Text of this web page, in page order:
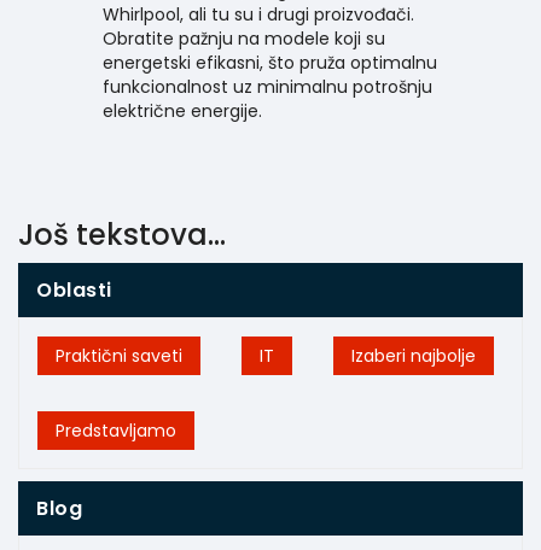
Whirlpool, ali tu su i drugi proizvođači.
Obratite pažnju na modele koji su
energetski efikasni, što pruža optimalnu
funkcionalnost uz minimalnu potrošnju
električne energije.
Još tekstova...
Oblasti
Praktični saveti IT Izaberi najbolje
Predstavljamo
Blog